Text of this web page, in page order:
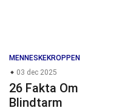
MENNESKEKROPPEN
03 dec 2025
26 Fakta Om
Blindtarm